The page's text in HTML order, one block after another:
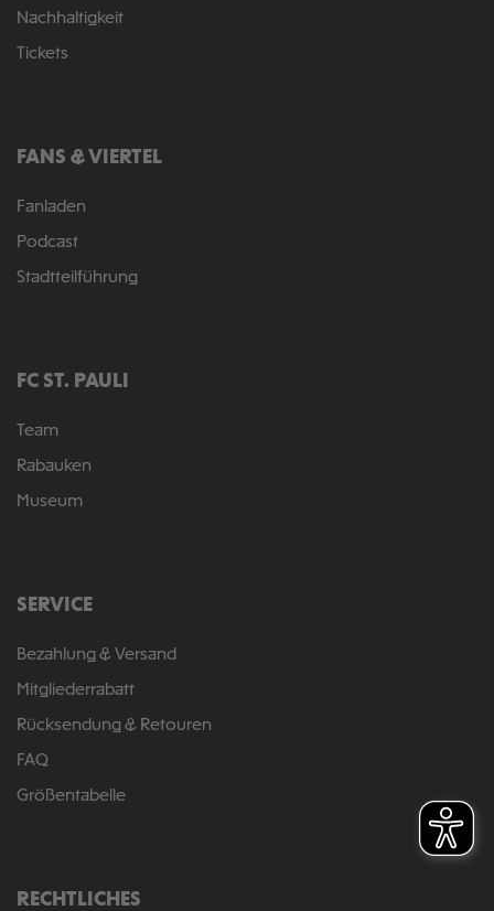
Nachhaltigkeit
Tickets
FANS & VIERTEL
Fanladen
Podcast
Stadtteilführung
FC ST. PAULI
Team
Rabauken
Museum
SERVICE
Bezahlung & Versand
Mitgliederrabatt
Rücksendung & Retouren
FAQ
Größentabelle
RECHTLICHES